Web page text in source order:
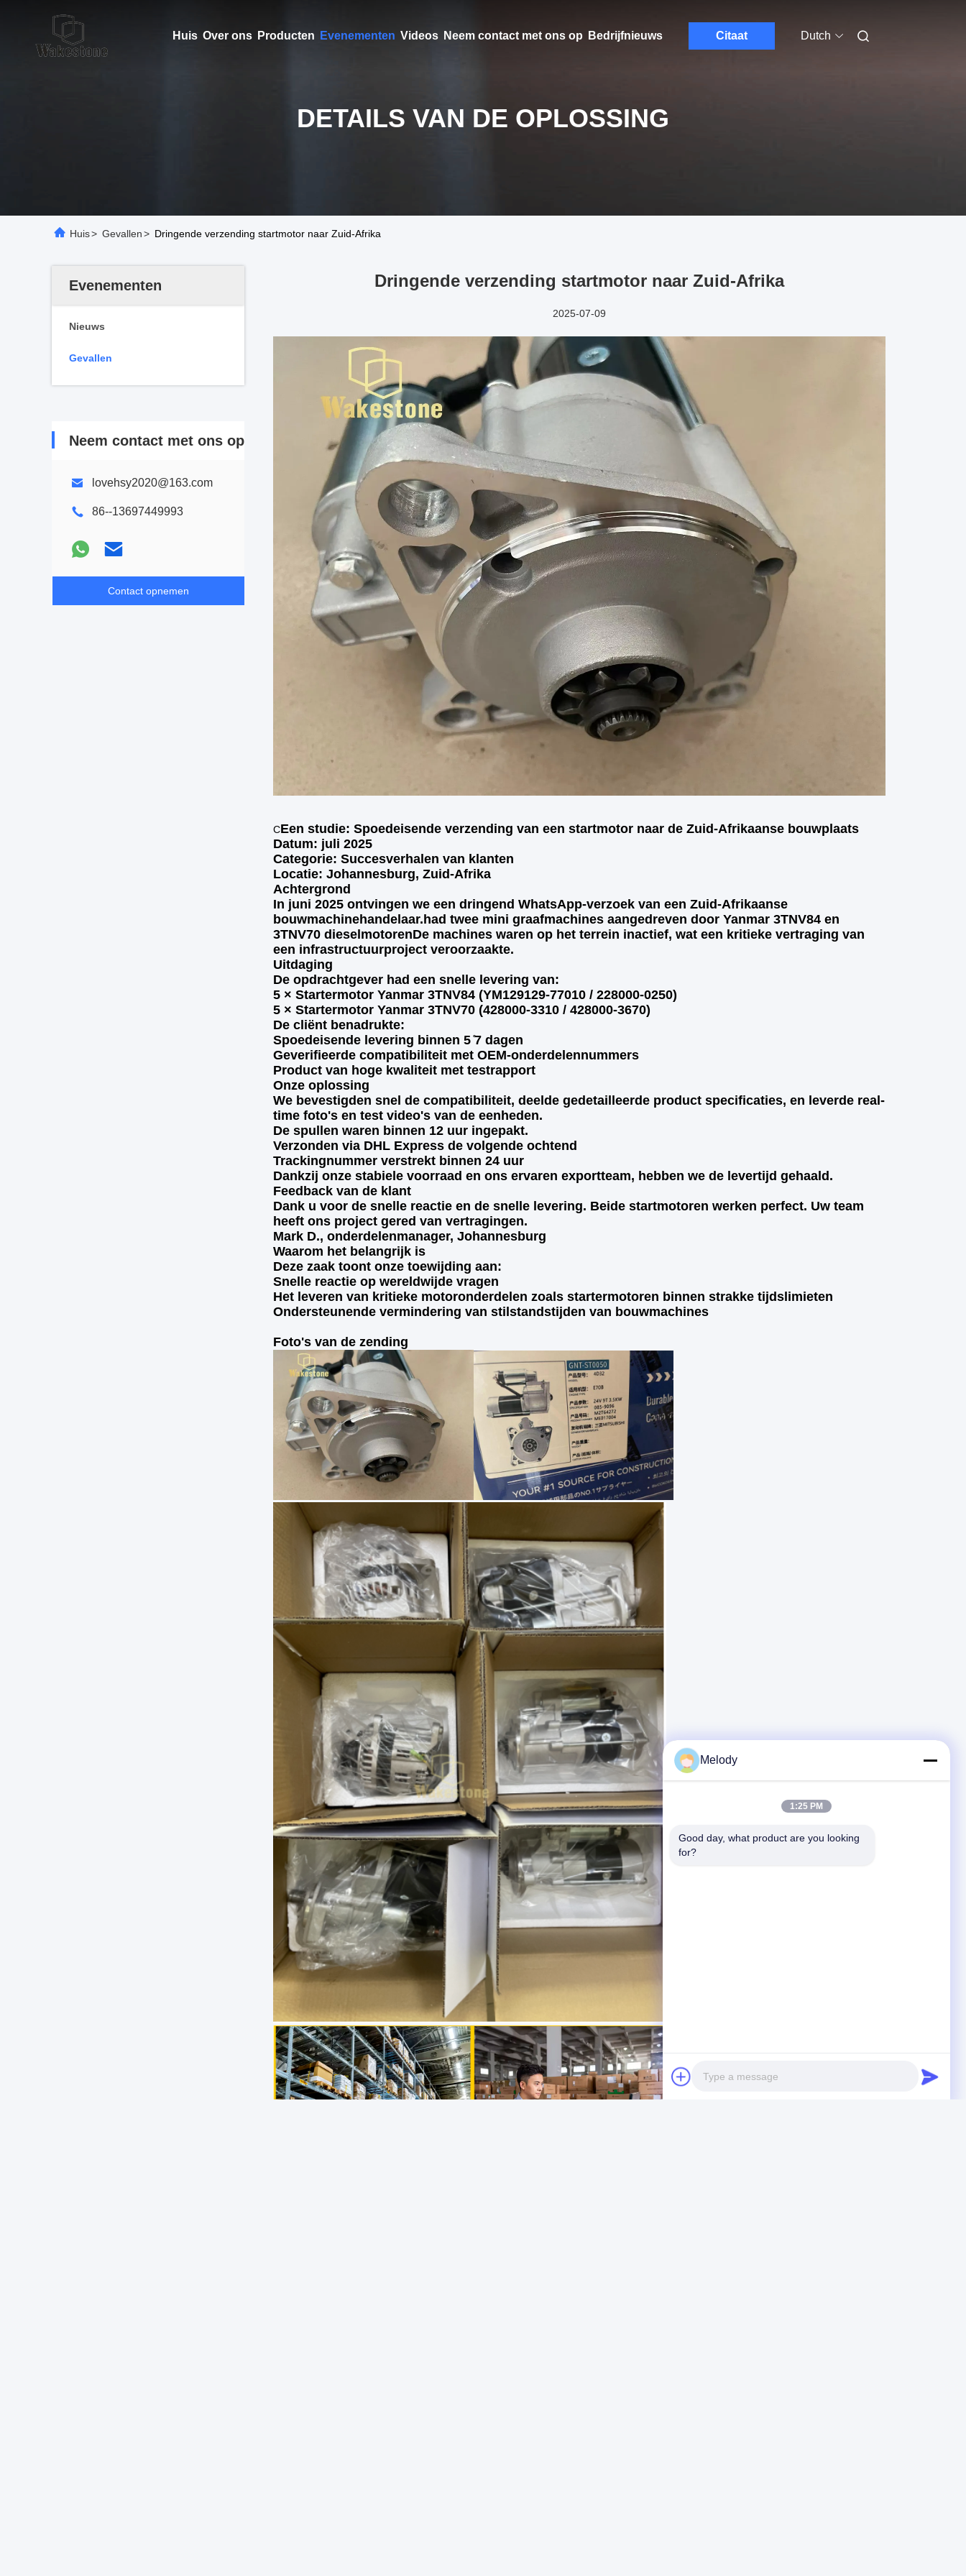
Huis Over ons Producten Evenementen Videos Neem contact met ons op Bedrijfnieuws Citaat Dutch
DETAILS VAN DE OPLOSSING
Huis> Gevallen> Dringende verzending startmotor naar Zuid-Afrika
Evenementen
Nieuws
Gevallen
Neem contact met ons op
lovehsy2020@163.com
86--13697449993
Contact opnemen
Dringende verzending startmotor naar Zuid-Afrika
2025-07-09
CEen studie: Spoedeisende verzending van een startmotor naar de Zuid-Afrikaanse bouwplaats
Datum: juli 2025
Categorie: Succesverhalen van klanten
Locatie: Johannesburg, Zuid-Afrika
Achtergrond
In juni 2025 ontvingen we een dringend WhatsApp-verzoek van een Zuid-Afrikaanse
bouwmachinehandelaar.had twee mini graafmachines aangedreven door Yanmar 3TNV84 en
3TNV70 dieselmotorenDe machines waren op het terrein inactief, wat een kritieke vertraging van
een infrastructuurproject veroorzaakte.
Uitdaging
De opdrachtgever had een snelle levering van:
5 × Startermotor Yanmar 3TNV84 (YM129129-77010 / 228000-0250)
5 × Startermotor Yanmar 3TNV70 (428000-3310 / 428000-3670)
De cliënt benadrukte:
Spoedeisende levering binnen 5 ̊7 dagen
Geverifieerde compatibiliteit met OEM-onderdelennummers
Product van hoge kwaliteit met testrapport
Onze oplossing
We bevestigden snel de compatibiliteit, deelde gedetailleerde product specificaties, en leverde real-
time foto's en test video's van de eenheden.
De spullen waren binnen 12 uur ingepakt.
Verzonden via DHL Express de volgende ochtend
Trackingnummer verstrekt binnen 24 uur
Dankzij onze stabiele voorraad en ons ervaren exportteam, hebben we de levertijd gehaald.
Feedback van de klant
Dank u voor de snelle reactie en de snelle levering. Beide startmotoren werken perfect. Uw team
heeft ons project gered van vertragingen.
Mark D., onderdelenmanager, Johannesburg
Waarom het belangrijk is
Deze zaak toont onze toewijding aan:
Snelle reactie op wereldwijde vragen
Het leveren van kritieke motoronderdelen zoals startermotoren binnen strakke tijdslimieten
Ondersteunende vermindering van stilstandstijden van bouwmachines
Foto's van de zending
Melody
1:25 PM
Good day, what product are you looking
for?